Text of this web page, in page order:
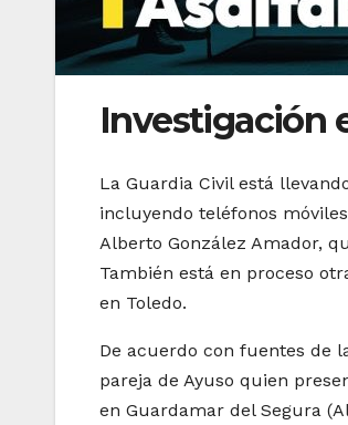
Investigación
La Guardia Civil está
incluyendo teléfonos
Alberto González Amador,
También está en proceso
en Toledo.
De acuerdo con fuentes de
pareja de Ayuso quien
en Guardamar del Segura